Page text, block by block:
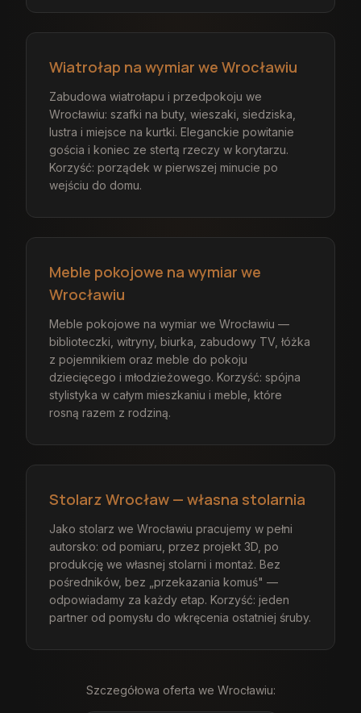
Wiatrołap na wymiar we Wrocławiu
Zabudowa wiatrołapu i przedpokoju we
Wrocławiu: szafki na buty, wieszaki, siedziska,
lustra i miejsce na kurtki. Eleganckie powitanie
gościa i koniec ze stertą rzeczy w korytarzu.
Korzyść: porządek w pierwszej minucie po
wejściu do domu.
Meble pokojowe na wymiar we
Wrocławiu
Meble pokojowe na wymiar we Wrocławiu —
biblioteczki, witryny, biurka, zabudowy TV, łóżka
z pojemnikiem oraz meble do pokoju
dziecięcego i młodzieżowego. Korzyść: spójna
stylistyka w całym mieszkaniu i meble, które
rosną razem z rodziną.
Stolarz Wrocław — własna stolarnia
Jako stolarz we Wrocławiu pracujemy w pełni
autorsko: od pomiaru, przez projekt 3D, po
produkcję we własnej stolarni i montaż. Bez
pośredników, bez „przekazania komuś" —
odpowiadamy za każdy etap. Korzyść: jeden
partner od pomysłu do wkręcenia ostatniej śruby.
Szczegółowa oferta we Wrocławiu: